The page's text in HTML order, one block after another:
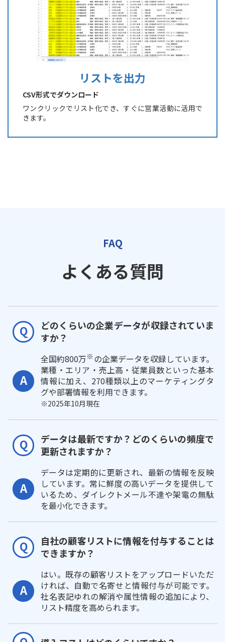
リストを出力
CSV形式でダウンロード
ワンクリックでリスト化でき、すぐに営業活動に活用で
きます。
FAQ
よくある質問
どのくらいの企業データが収録されていま
すか？
全国約800万※ の企業データを収録しています。
業種・エリア・売上高・従業員数といった基本
情報に加え、270種類以上のマーケティングタ
グや部署情報を利用できます。
※2025年10月現在
データは最新ですか？どのくらいの頻度で
更新されますか？
データは定期的に更新され、最新の情報を反映
しています。常に鮮度の高いデータを提供して
いるため、ダイレクトメール不達や架電の無駄
を最小化できます。
自社の顧客リストに情報を付与することは
できますか？
はい。既存の顧客リストをアップロードいただ
ければ、自動で名寄せと情報付与が可能です。
社名表記ゆれの解消や属性情報の追加により、
リスト精度を高められます。